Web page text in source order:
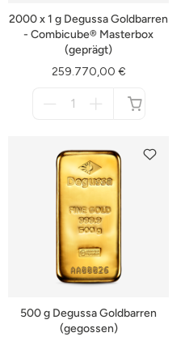
2000 x 1 g Degussa Goldbarren
- Combicube® Masterbox
(geprägt)
259.770,00 €
500 g Degussa Goldbarren
(gegossen)